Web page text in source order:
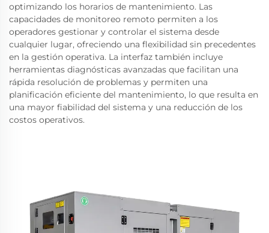
optimizando los horarios de mantenimiento. Las
capacidades de monitoreo remoto permiten a los
operadores gestionar y controlar el sistema desde
cualquier lugar, ofreciendo una flexibilidad sin precedentes
en la gestión operativa. La interfaz también incluye
herramientas diagnósticas avanzadas que facilitan una
rápida resolución de problemas y permiten una
planificación eficiente del mantenimiento, lo que resulta en
una mayor fiabilidad del sistema y una reducción de los
costos operativos.